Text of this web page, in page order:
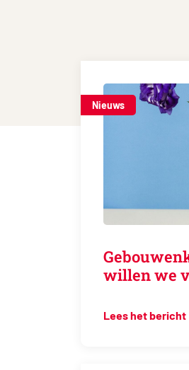
Nieuws
willen we
Lees het bericht